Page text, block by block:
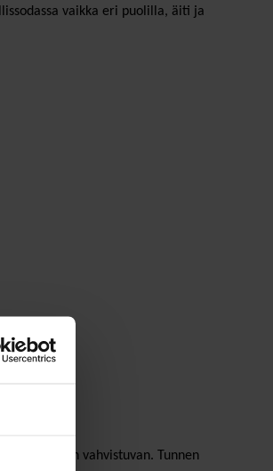
vaikka eri puolilla, äiti ja
täälläkin vahvistuvan. Tunnen